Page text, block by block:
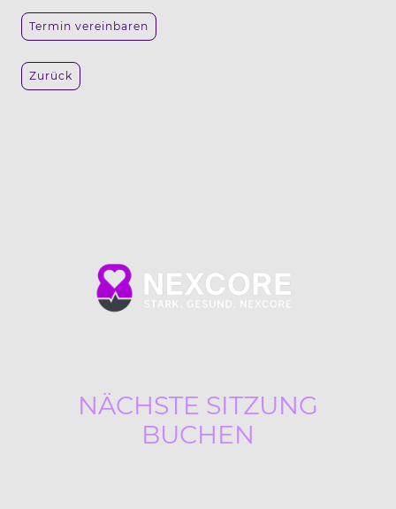
Termin vereinbaren
Zurück
NÄCHSTE SITZUNG
BUCHEN